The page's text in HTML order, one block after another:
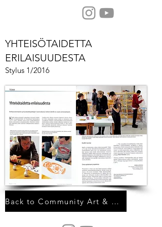
YHTEISÖTAIDETTA
ERILAISUUDESTA
Stylus 1/2016
Back to Community Art & Art Education